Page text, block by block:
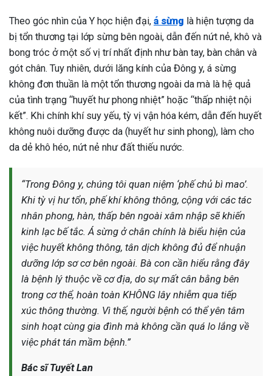
Theo góc nhìn của Y học hiện đại, á sừng là hiện tượng da
bị tổn thương tại lớp sừng bên ngoài, dẫn đến nứt nẻ, khô và
bong tróc ở một số vị trí nhất định như bàn tay, bàn chân và
gót chân. Tuy nhiên, dưới lăng kính của Đông y, á sừng
không đơn thuần là một tổn thương ngoài da mà là hệ quả
của tình trạng “huyết hư phong nhiệt” hoặc “thấp nhiệt nội
kết”. Khi chính khí suy yếu, tỳ vị vận hóa kém, dẫn đến huyết
không nuôi dưỡng được da (huyết hư sinh phong), làm cho
da dẻ khô héo, nứt nẻ như đất thiếu nước.
“Trong Đông y, chúng tôi quan niệm ‘phế chủ bì mao’.
Khi tỳ vị hư tổn, phế khí không thông, cộng với các tác
nhân phong, hàn, thấp bên ngoài xâm nhập sẽ khiến
kinh lạc bế tắc. Á sừng ở chân chính là biểu hiện của
việc huyết không thông, tân dịch không đủ để nhuận
dưỡng lớp sơ cơ bên ngoài. Bà con cần hiểu rằng đây
là bệnh lý thuộc về cơ địa, do sự mất cân bằng bên
trong cơ thể, hoàn toàn KHÔNG lây nhiễm qua tiếp
xúc thông thường. Vì thế, người bệnh có thể yên tâm
sinh hoạt cùng gia đình mà không cần quá lo lắng về
việc phát tán mầm bệnh.”
Bác sĩ Tuyết Lan